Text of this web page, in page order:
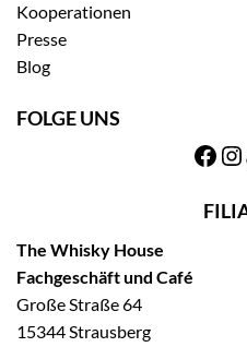
Kooperationen
Presse
Blog
FOLGE UNS
The Whisky House
Fachgeschäft und Café
Große Straße 64
15344 Strausberg